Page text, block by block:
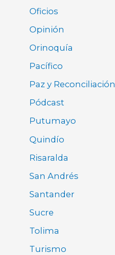
Oficios
Opinión
Orinoquía
Pacífico
Paz y Reconciliación
Pódcast
Putumayo
Quindío
Risaralda
San Andrés
Santander
Sucre
Tolima
Turismo